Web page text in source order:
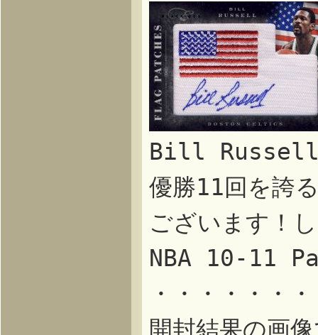
Bill Russell
優勝11回を誇
ございます！
NBA 10-11
・・・・・・
開封結果の画